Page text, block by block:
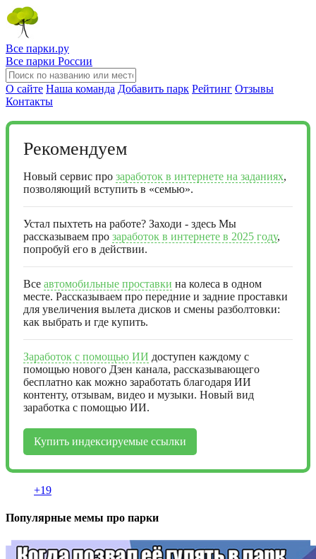
Все парки.ру
Все парки России
О сайте Наша команда Добавить парк Рейтинг Отзывы
Контакты
Рекомендуем
Новый сервис про заработок в интернете на заданиях,
позволяющий вступить в «семью».
Устал пыхтеть на работе? Заходи - здесь Мы
рассказываем про заработок в интернете в 2025 году,
попробуй его в действии.
Все автомобильные проставки на колеса в одном
месте. Рассказываем про передние и задние проставки
для увеличения вылета дисков и смены разболтовки:
как выбрать и где купить.
Заработок с помощью ИИ доступен каждому с
помощью нового Дзен канала, рассказывающего
бесплатно как можно заработать благодаря ИИ
контенту, отзывам, видео и музыки. Новый вид
заработка с помощью ИИ.
Купить индексируемые ссылки
+19
Популярные мемы про парки